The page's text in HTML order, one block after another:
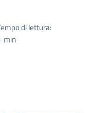
di lettura:
min